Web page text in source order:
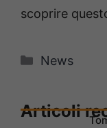
scoprire
Categorie
News
Articoli